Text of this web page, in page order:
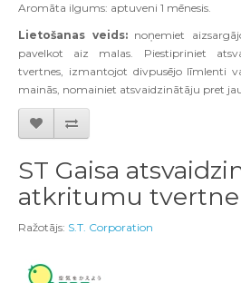
Aromāta ilgums: aptuveni 1 mēnesis.
Lietošanas veids:noņemiet
pavelkot aiz malas. Piestipriniet
tvertnes, izmantojot divpusējo līmlenti
mainās, nomainiet atsvaidzinātāju pret
ST Gaisa
atkritumu
Ražotājs: S.T. Corporation